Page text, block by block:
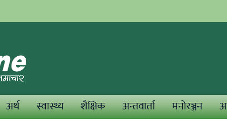
अर्थ स्वास्थ्य शैक्षिक अन्तवार्ता मनोरञ्जन